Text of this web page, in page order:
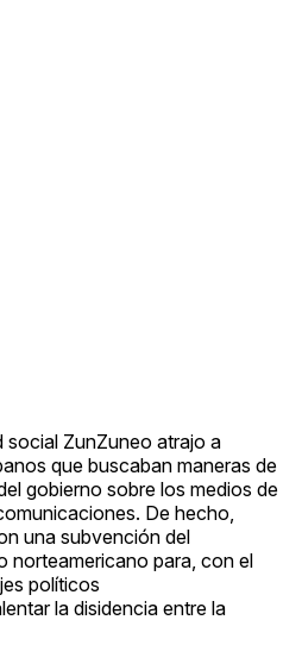
social ZunZuneo atrajo a
que buscaban maneras de
gobierno sobre los medios de
De hecho,
una subvención del
norteamericano para, con el
políticos
la disidencia entre la